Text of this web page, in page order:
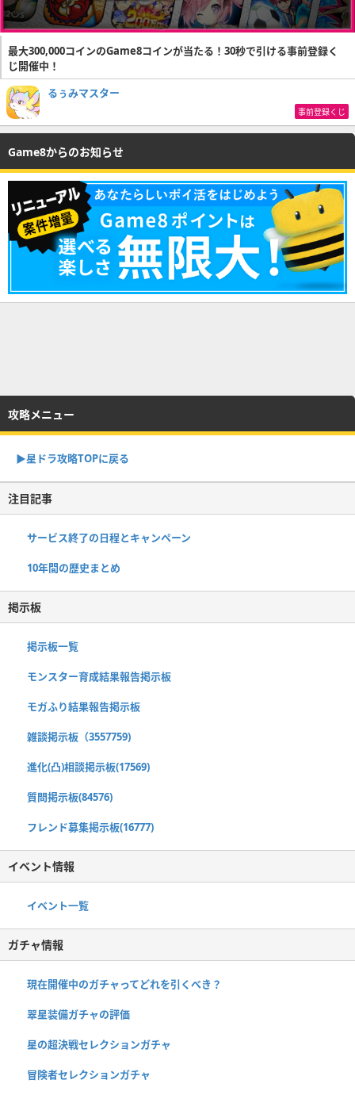
最大300,000コインのGame8コインが当たる！30秒で引ける事前登録く
じ開催中！
るぅみマスター
事前登録くじ
Game8からのお知らせ
攻略メニュー
▶︎星ドラ攻略TOPに戻る
注目記事
サービス終了の日程とキャンペーン
10年間の歴史まとめ
掲示板
掲示板一覧
モンスター育成結果報告掲示板
モガふり結果報告掲示板
雑談掲示板（3557759)
進化(凸)相談掲示板(17569)
質問掲示板(84576)
フレンド募集掲示板(16777)
イベント情報
イベント一覧
ガチャ情報
現在開催中のガチャってどれを引くべき？
翠星装備ガチャの評価
星の超決戦セレクションガチャ
冒険者セレクションガチャ